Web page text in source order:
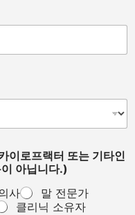
이로프랙터 또는 기타인
아닙니다.)
사
말 전문가
클리닉 소유자